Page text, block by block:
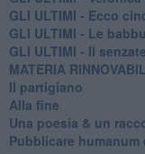
GLI ULTIMI - Ecco
GLI ULTIMI - Le
GLI ULTIMI - Il
MATERIA
Il partigiano
Alla fine
Una poesia & un
Pubblicare humanum